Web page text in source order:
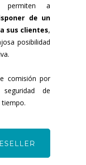
a
de un
sus clientes,
posibilidad
comisión por
de
tiempo.